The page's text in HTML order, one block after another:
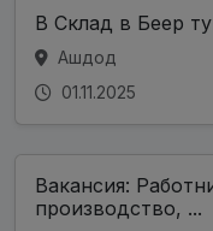
В Склад в Беер
Ашдод
01.11.2025
Вакансия:
производство, ...